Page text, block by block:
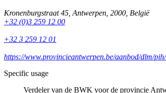
Kronenburgstraat 45 Antwerpen 2000 België
+32 (0)3 259 12 00
+32 3 259 12 01
https://www.provincieantwerpen.be/aanbod/dlm/
Specific usage
Verdeler van de BWK voor de provincie